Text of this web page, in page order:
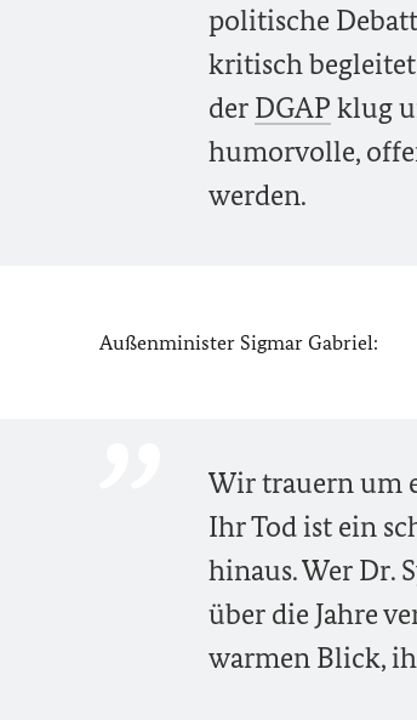
politische
kritisch
der DGAP klug
humorvolle,
werden.
Außenminister Sigmar Gabriel:
Wir trauern um
Ihr Tod ist ein
hinaus. Wer Dr.
über die Jahre
warmen Blick,